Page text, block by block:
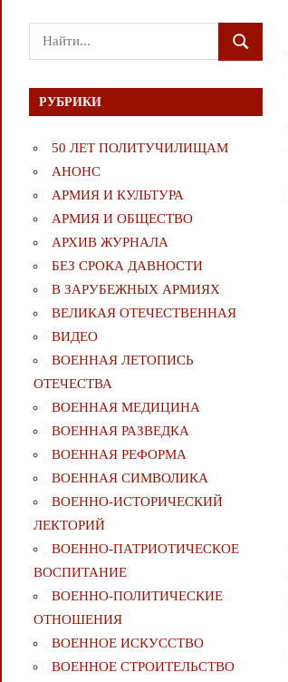
Поиск
для:
ПОИСК
РУБРИКИ
50 ЛЕТ ПОЛИТУЧИЛИЩАМ
АНОНС
АРМИЯ И КУЛЬТУРА
АРМИЯ И ОБЩЕСТВО
АРХИВ ЖУРНАЛА
БЕЗ СРОКА ДАВНОСТИ
В ЗАРУБЕЖНЫХ АРМИЯХ
ВЕЛИКАЯ ОТЕЧЕСТВЕННАЯ
ВИДЕО
ВОЕННАЯ ЛЕТОПИСЬ
ОТЕЧЕСТВА
ВОЕННАЯ МЕДИЦИНА
ВОЕННАЯ РАЗВЕДКА
ВОЕННАЯ РЕФОРМА
ВОЕННАЯ СИМВОЛИКА
ВОЕННО-ИСТОРИЧЕСКИЙ
ЛЕКТОРИЙ
ВОЕННО-ПАТРИОТИЧЕСКОЕ
ВОСПИТАНИЕ
ВОЕННО-ПОЛИТИЧЕСКИE
ОТНОШЕНИЯ
ВОЕННОЕ ИСКУССТВО
ВОЕННОЕ СТРОИТЕЛЬСТВО